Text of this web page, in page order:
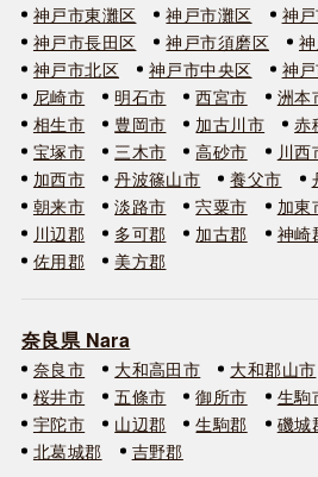
神戸市東灘区 神戸市灘区
神
神戸市長田区
神戸市須磨区
神戸市北区
神戸市中央区 神
尼崎市
明石市 西宮市 洲本
相生市
豊岡市 加古川市 赤
宝塚市
三木市 高砂市 川西
加西市
丹波篠山市 養父市
朝来市
淡路市 宍粟市 加東
川辺郡
多可郡 加古郡 神崎
佐用郡
美方郡
奈良県 Nara
奈良市 大和高田市 大和郡山市
桜井市
五條市 御所市 生駒
宇陀市
山辺郡 生駒郡 磯城
北葛城郡
吉野郡